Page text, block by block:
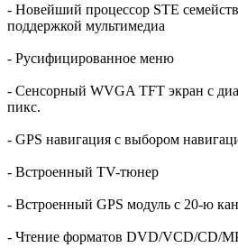
- Новейший процессор STE
поддержкой мультимедиа
- Русифицированное меню
- Сенсорный WVGA TFT экран с
пикс.
- GPS навигация с выбором
- Встроенный TV-тюнер
- Встроенный GPS модуль с 20-ю
- Чтение форматов DVD/VCD/CD/